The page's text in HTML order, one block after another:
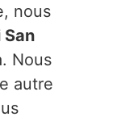
nous
San
Nous
autre